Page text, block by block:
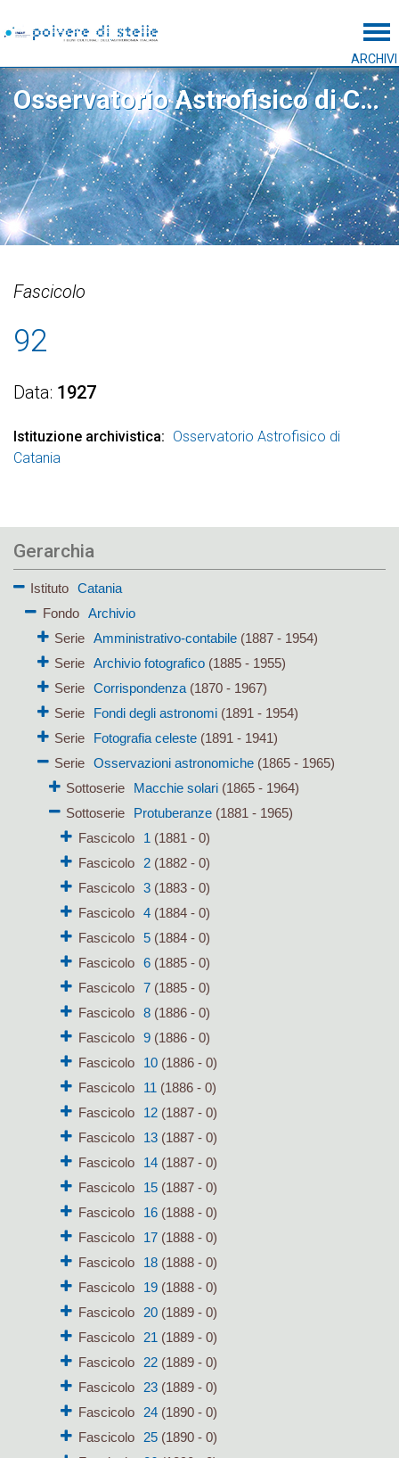
ARCHIVI
Osservatorio Astrofisico di Catania
Fascicolo
92
Data 1927
Istituzione archivistica
Osservatorio Astrofisico di
Catania
Gerarchia
Istituto
Catania
Fondo
Archivio
Serie Amministrativo-contabile(1887 - 1954)
Serie Archivio fotografico(1885 - 1955)
Serie Corrispondenza(1870 - 1967)
Serie
Fondi degli astronomi(1891 - 1954)
Serie
Fotografia celeste(1891 - 1941)
Serie Osservazioni astronomiche(1865 - 1965)
Sottoserie
Macchie solari (1865 - 1964)
Sottoserie
Protuberanze (1881 - 1965)
Fascicolo
1 (1881 - 0)
Fascicolo
2(1882 - 0)
Fascicolo
3(1883 - 0)
Fascicolo
4(1884 - 0)
Fascicolo
5(1884 - 0)
Fascicolo
6(1885 - 0)
Fascicolo
7(1885 - 0)
Fascicolo
8(1886 - 0)
Fascicolo
9(1886 - 0)
Fascicolo
10(1886 - 0)
Fascicolo
11 (1886 - 0)
Fascicolo
12(1887 - 0)
Fascicolo
13(1887 - 0)
Fascicolo
14(1887 - 0)
Fascicolo
15(1887 - 0)
Fascicolo
16(1888 - 0)
Fascicolo
17(1888 - 0)
Fascicolo
18(1888 - 0)
Fascicolo
19(1888 - 0)
Fascicolo
20(1889 - 0)
Fascicolo
21 (1889 - 0)
Fascicolo
22(1889 - 0)
Fascicolo
23(1889 - 0)
Fascicolo
24(1890 - 0)
Fascicolo
25(1890 - 0)